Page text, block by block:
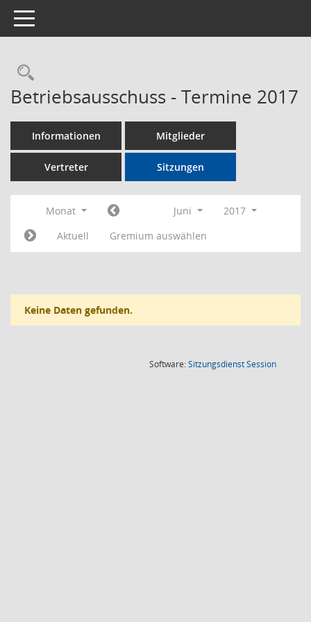
Toggle navigation
Rechercheauswahl
Betriebsausschuss - Termine 2017
Informationen Mitglieder
Vertreter Sitzungen
Monat Juni
2017
Aktuell
Gremium auswählen
Keine Daten gefunden.
Software:SitzungsdienstSession(Wird in